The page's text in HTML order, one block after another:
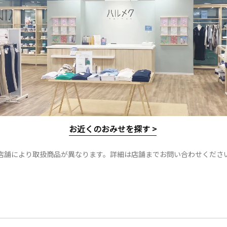
お近くのおみせを探す >
により取扱商品が異なります。詳細は店舗までお問い合わせくださ